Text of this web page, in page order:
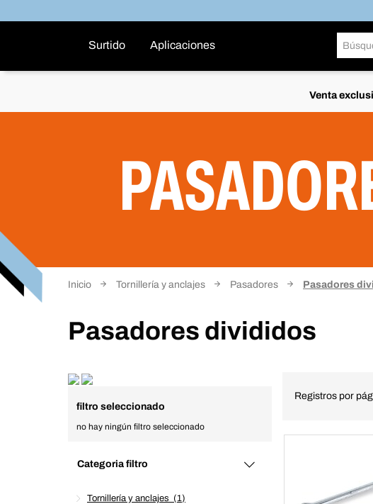
Surtido Aplicaciones
Venta
Inicio Tornillería y anclajes Pasadores Pasadores
Pasadores divididos
filtro seleccionado
no hay ningún filtro seleccionado
Categoria filtro
Tornillería y anclajes 1
Registros por